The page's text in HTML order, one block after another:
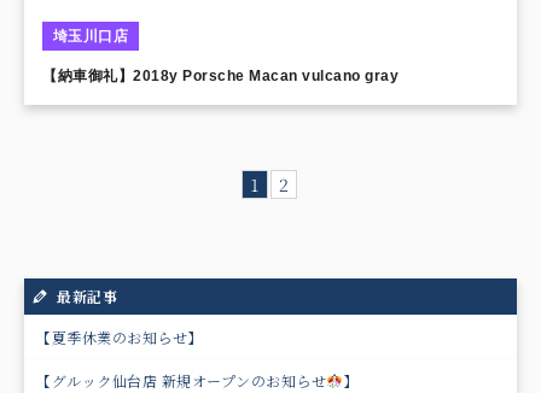
埼玉川口店
【納車御礼】2018y Porsche Macan vulcano gray
1 2
最新記事
【夏季休業のお知らせ】
【グルック仙台店 新規オープンのお知らせ 】